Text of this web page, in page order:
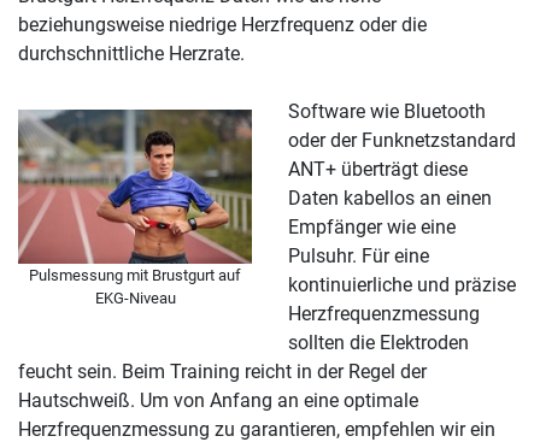
beziehungsweise niedrige Herzfrequenz oder die
durchschnittliche Herzrate.
Pulsmessung mit Brustgurt auf
EKG-Niveau
Software wie Bluetooth
oder der Funknetzstandard
ANT+ überträgt diese
Daten kabellos an einen
Empfänger wie eine
Pulsuhr. Für eine
kontinuierliche und präzise
Herzfrequenzmessung
sollten die Elektroden
feucht sein. Beim Training reicht in der Regel der
Hautschweiß. Um von Anfang an eine optimale
Herzfrequenzmessung zu garantieren, empfehlen wir ein